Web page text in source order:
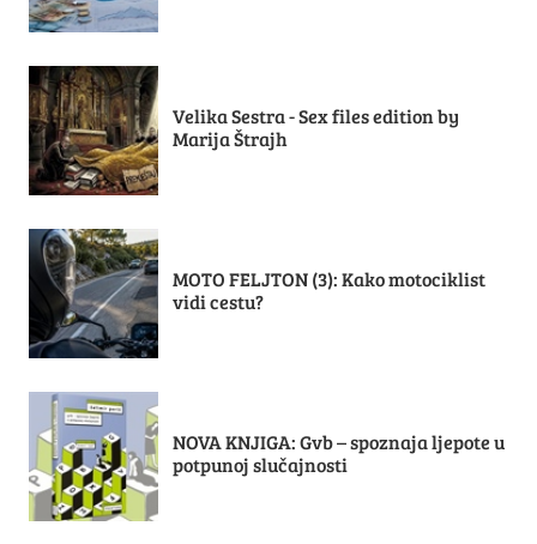
Velika Sestra - Sex files edition by
Marija Štrajh
MOTO FELJTON (3): Kako motociklist
vidi cestu?
NOVA KNJIGA: Gvb – spoznaja ljepote u
potpunoj slučajnosti